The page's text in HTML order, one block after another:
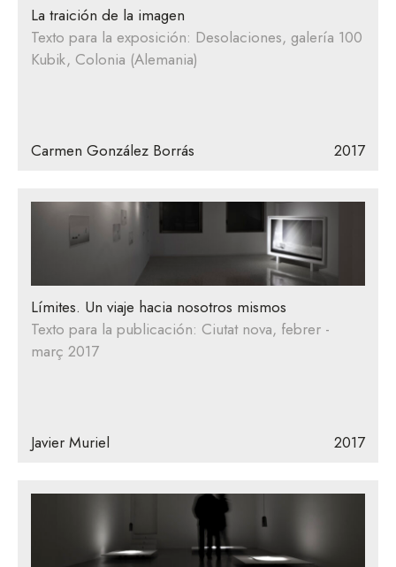
La traición de la imagen
Texto para la exposición: Desolaciones, galería 100
Kubik, Colonia (Alemania)
Carmen González Borrás 2017
Límites. Un viaje hacia nosotros mismos
Texto para la publicación: Ciutat nova, febrer -
març 2017
Javier Muriel 2017